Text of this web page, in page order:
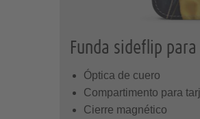
Funda sideflip para
Óptica de cuero
Compartimento para
Cierre magnético